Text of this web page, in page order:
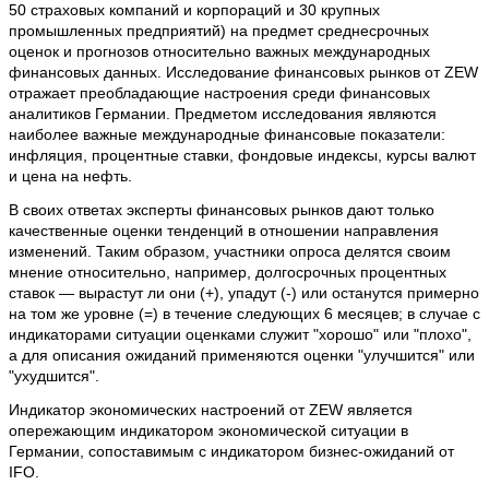
50 страховых компаний и корпораций и 30 крупных
промышленных предприятий) на предмет среднесрочных
оценок и прогнозов относительно важных международных
финансовых данных. Исследование финансовых рынков от ZEW
отражает преобладающие настроения среди финансовых
аналитиков Германии. Предметом исследования являются
наиболее важные международные финансовые показатели:
инфляция, процентные ставки, фондовые индексы, курсы валют
и цена на нефть.
В своих ответах эксперты финансовых рынков дают только
качественные оценки тенденций в отношении направления
изменений. Таким образом, участники опроса делятся своим
мнение относительно, например, долгосрочных процентных
ставок — вырастут ли они (+), упадут (-) или останутся примерно
на том же уровне (=) в течение следующих 6 месяцев; в случае с
индикаторами ситуации оценками служит "хорошо" или "плохо",
а для описания ожиданий применяются оценки "улучшится" или
"ухудшится".
Индикатор экономических настроений от ZEW является
опережающим индикатором экономической ситуации в
Германии, сопоставимым с индикатором бизнес-ожиданий от
IFO.